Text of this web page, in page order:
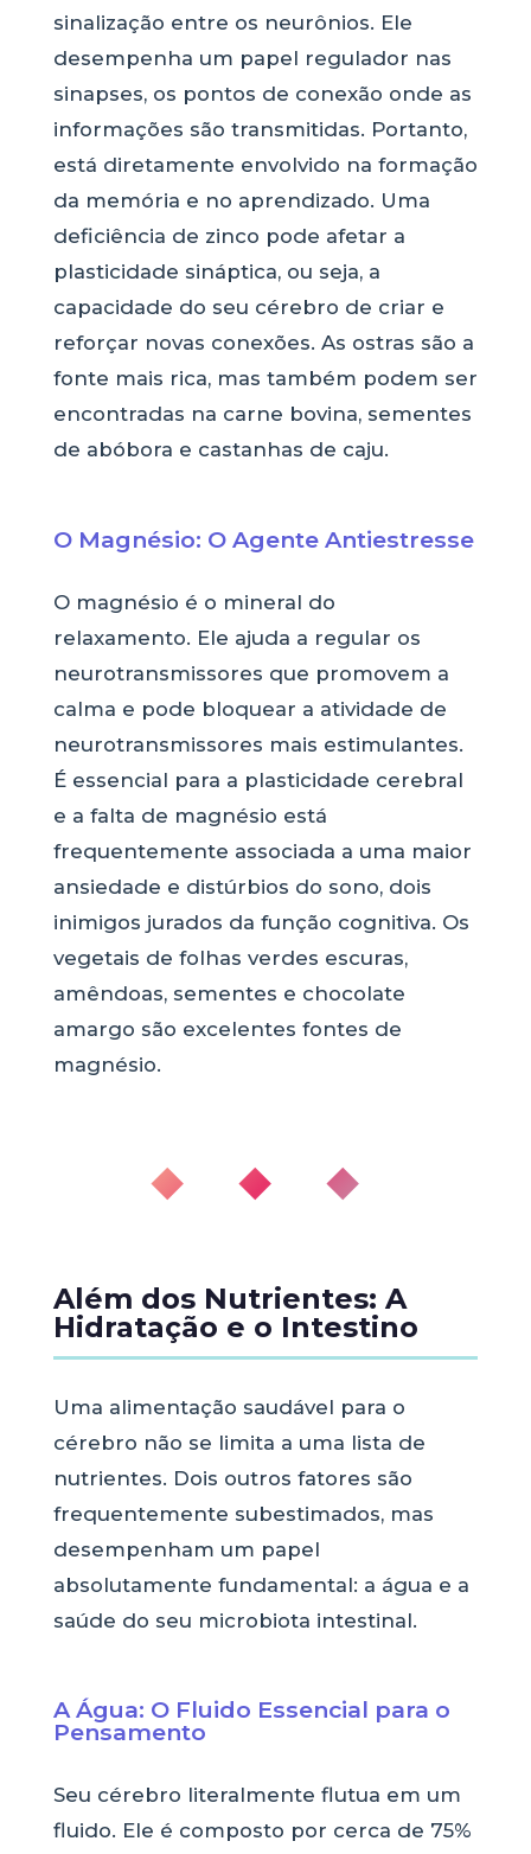
sinalização entre os neurônios. Ele
desempenha um papel regulador nas
sinapses, os pontos de conexão onde as
informações são transmitidas. Portanto,
está diretamente envolvido na formação
da memória e no aprendizado. Uma
deficiência de zinco pode afetar a
plasticidade sináptica, ou seja, a
capacidade do seu cérebro de criar e
reforçar novas conexões. As ostras são a
fonte mais rica, mas também podem ser
encontradas na carne bovina, sementes
de abóbora e castanhas de caju.
O Magnésio: O Agente Antiestresse
O magnésio é o mineral do
relaxamento. Ele ajuda a regular os
neurotransmissores que promovem a
calma e pode bloquear a atividade de
neurotransmissores mais estimulantes.
É essencial para a plasticidade cerebral
e a falta de magnésio está
frequentemente associada a uma maior
ansiedade e distúrbios do sono, dois
inimigos jurados da função cognitiva. Os
vegetais de folhas verdes escuras,
amêndoas, sementes e chocolate
amargo são excelentes fontes de
magnésio.
◆ ◆ ◆
Além dos Nutrientes: A
Hidratação e o Intestino
Uma alimentação saudável para o
cérebro não se limita a uma lista de
nutrientes. Dois outros fatores são
frequentemente subestimados, mas
desempenham um papel
absolutamente fundamental: a água e a
saúde do seu microbiota intestinal.
A Água: O Fluido Essencial para o
Pensamento
Seu cérebro literalmente flutua em um
fluido. Ele é composto por cerca de 75%